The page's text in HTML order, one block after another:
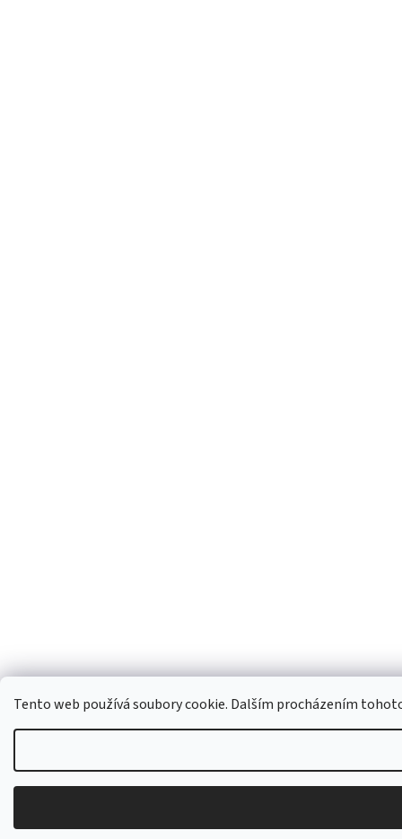
Tento web používá soubory cookie. Dalším procházením